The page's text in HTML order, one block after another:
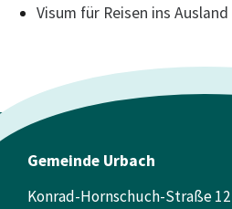
Visum für Reisen ins
Gemeinde Urbach
Konrad-Hornschuch-Straße 12